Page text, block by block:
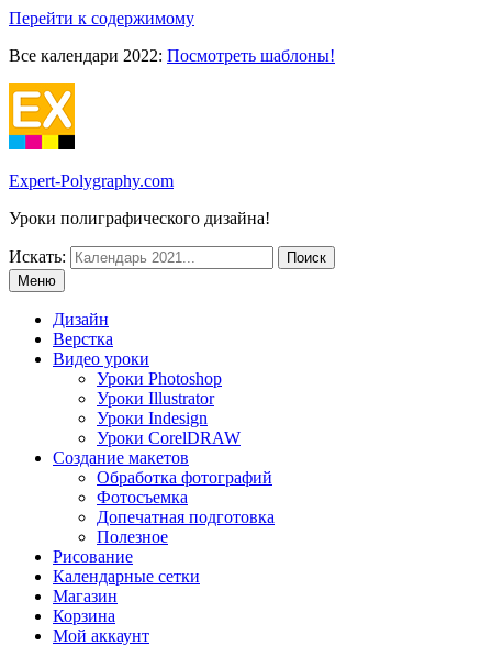
Перейти к содержимому
Все календари 2022: Посмотреть шаблоны!
Expert-Polygraphy.com
Уроки полиграфического дизайна!
Искать:
Меню
Дизайн
Верстка
Видео уроки
Уроки Photoshop
Уроки Illustrator
Уроки Indesign
Уроки CorelDRAW
Создание макетов
Обработка фотографий
Фотосъемка
Допечатная подготовка
Полезное
Рисование
Календарные сетки
Магазин
Корзина
Мой аккаунт